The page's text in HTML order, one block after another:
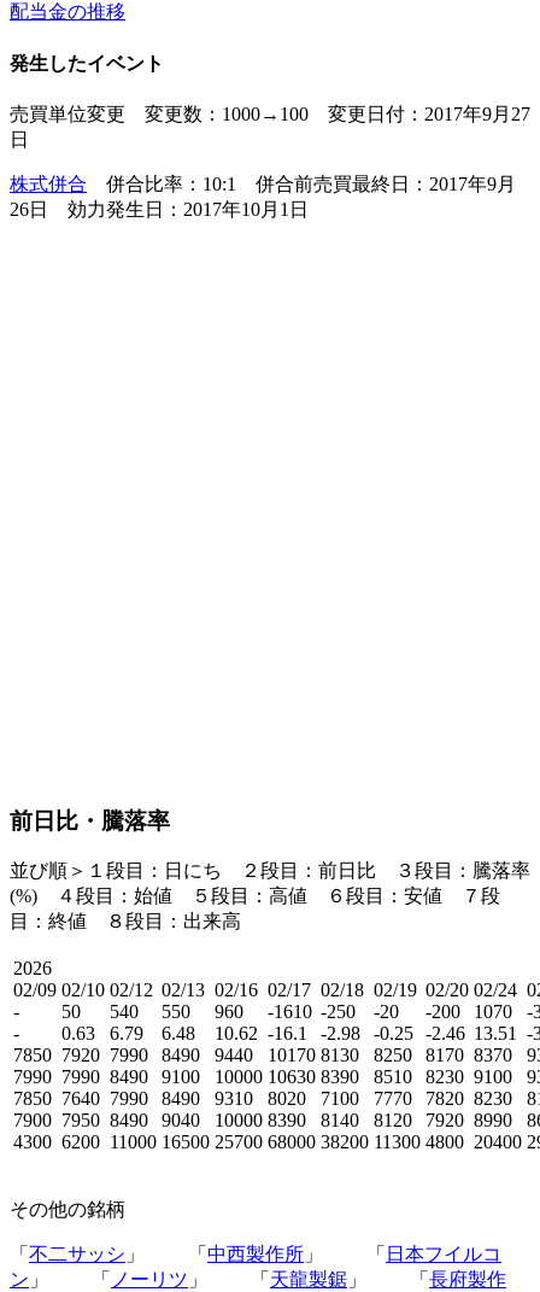
配当金の推移
発生したイベント
売買単位変更 変更数：1000→100 変更日付：2017年9月27
日
株式併合 併合比率：10:1 併合前売買最終日：2017年9月
26日 効力発生日：2017年10月1日
前日比・騰落率
並び順＞１段目：日にち ２段目： 前日比 ３段目： 騰落率
(%) ４段目：始値 ５段目：高値 ６段目：安値 ７段
目：終値 ８段目：出来高
2026
02/09
-
-
7850
7990
7850
7900
4300
02/10
50
0.63
7920
7990
7640
7950
6200
02/12
540
6.79
7990
8490
7990
8490
11000
02/13
550
6.48
8490
9100
8490
9040
16500
02/16
960
10.62
9440
10000
9310
10000
25700
02/17
-1610
-16.1
10170
10630
8020
8390
68000
02/18
-250
-2.98
8130
8390
7100
8140
38200
02/19
-20
-0.25
8250
8510
7770
8120
11300
02/20
-200
-2.46
8170
8230
7820
7920
4800
02/24
1070
13.51
8370
9100
8230
8990
20400
-
-
その他の銘柄
「 不二サッシ 」 「 中西製作所 」 「 日本フイルコ
ン 」 「 ノーリツ 」 「 天龍製鋸 」 「 長府製作